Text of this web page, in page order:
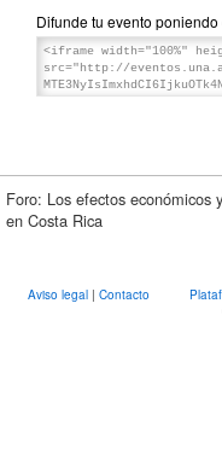
Difunde tu evento
Foro: Los efectos económicos
en Costa Rica
Aviso legal | Contacto